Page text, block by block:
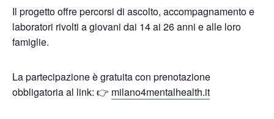
Il progetto offre percorsi di ascolto, accompagnamento e
laboratori rivolti a giovani dai 14 ai 26 anni e alle loro
famiglie.
La partecipazione è gratuita con prenotazione
obbligatoria al link: 👉 milano4mentalhealth.it